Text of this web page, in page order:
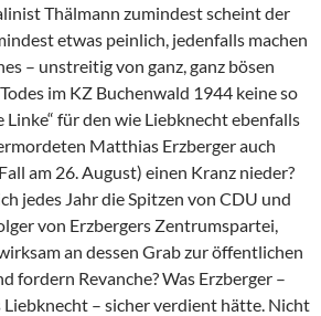
Thälmann zumindest scheint der
etwas peinlich, jedenfalls machen
– unstreitig von ganz, ganz bösen
im KZ Buchenwald 1944 keine so
Linke“ für den wie Liebknecht ebenfalls
Matthias Erzberger auch
am 26. August) einen Kranz nieder?
jedes Jahr die Spitzen von CDU und
von Erzbergers Zentrumspartei,
an dessen Grab zur öffentlichen
fordern Revanche? Was Erzberger –
Liebknecht – sicher verdient hätte. Nicht